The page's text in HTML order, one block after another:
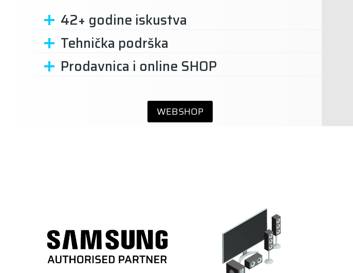
42+ godine iskustva
Tehnička podrška
Prodavnica i online SHOP
WEBSHOP